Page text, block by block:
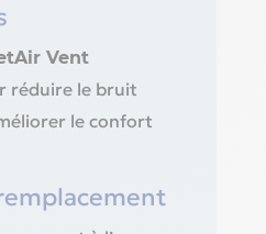
Vent
réduire le bruit
le confort